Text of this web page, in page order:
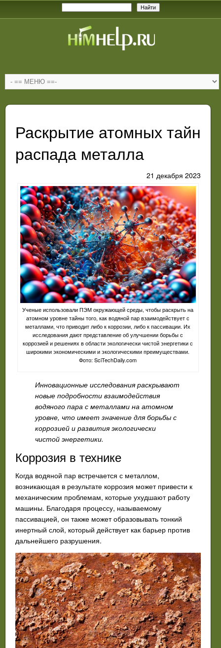
Раскрытие атомных тайн
распада металла
21 декабря 2023
Ученые использовали ПЭМ окружающей среды, чтобы раскрыть на
атомном уровне тайны того, как водяной пар взаимодействует с
металлами, что приводит либо к коррозии, либо к пассивации. Их
исследования дают представление об улучшении борьбы с
коррозией и решениях в области экологически чистой энергетики с
широкими экономическими и экологическими преимуществами.
Фото: SciTechDaily.com
Инновационные исследования раскрывают
новые подробности взаимодействия
водяного пара с металлами на атомном
уровне, что имеет значение для борьбы с
коррозией и развития экологически
чистой энергетики.
Коррозия в технике
Когда водяной пар встречается с металлом,
возникающая в результате коррозия может привести к
механическим проблемам, которые ухудшают работу
машины. Благодаря процессу, называемому
пассивацией, он также может образовывать тонкий
инертный слой, который действует как барьер против
дальнейшего разрушения.